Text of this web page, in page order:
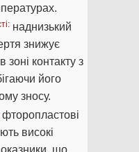
наднизький
знижує
зоні контакту з
його
зносу.
високі
що